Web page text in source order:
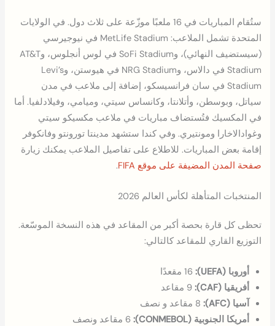
ستُقام المباريات في 16 ملعبًا موزّعة على ثلاث دول. في الولايات
المتحدة تشمل الملاعب: MetLife Stadium في نيوجيرسي
(سيستضيف النهائي)، وSoFi Stadium في لوس أنجلوس، وAT&T
Stadium في دالاس، وNRG Stadium في هيوستن، وLevi’s
Stadium في سان فرانسيسكو، إضافة إلى ملاعب في مدن
سياتل، وبوسطن، وأتلانتا، وكانساس سيتي، وميامي، وفيلادلفيا. أما
في المكسيك فتُستضاف مباريات في ملاعب مكسيكو سيتي
وغوادالاخارا ومونتيري. وفي كندا ستشهد مدينتا تورونتو وفانكوفر
إقامة بعض المباريات. للاطلاع على تفاصيل الملاعب يمكنك زيارة
صفحة المدن المضيفة على موقع FIFA
.
المنتخبات المتأهلة لكأس العالم 2026
تحظى كل قارة بحصة أكبر من المقاعد في هذه النسخة الموسّعة.
التوزيع القاري للمقاعد كالتالي:
أوروبا (UEFA):
16 مقعدًا
أفريقيا (CAF):
9 مقاعد
آسيا (AFC):
أمريكا الجنوبية (CONMEBOL):
6 مقاعد ونصف